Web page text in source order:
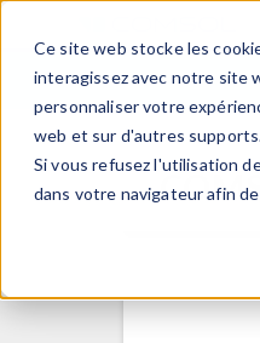
Ce site web stocke les
interagissez avec notre site
personnaliser votre
web et sur d'autres
Si vous refusez l'utilisation
dans votre navigateur afin